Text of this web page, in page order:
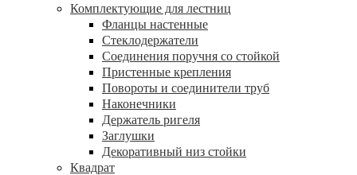
Комплектующие для лестниц
Фланцы настенные
Стеклодержатели
Соединения поручня со стойкой
Пристенные крепления
Повороты и соединители труб
Наконечники
Держатель ригеля
Заглушки
Декоративный низ стойки
Квадрат